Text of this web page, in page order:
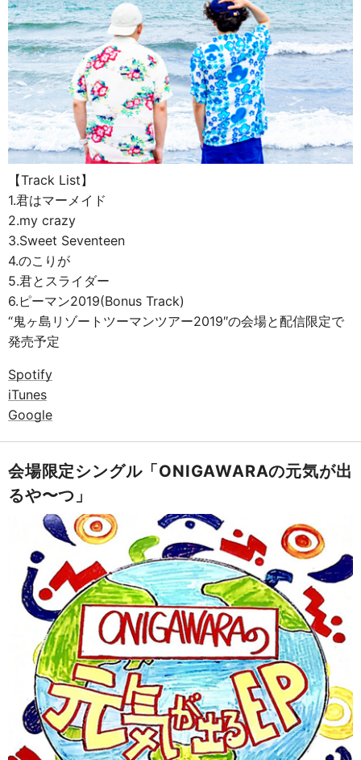
【Track List】
1.君はマーメイド
2.my crazy
3.Sweet Seventeen
4.のこりが
5.君とスライダー
6.ピーマン2019(Bonus Track)
“鬼ヶ島リゾートツーマンツアー2019″の会場と配信限定で
発売予定
Spotify
iTunes
Google
会場限定シングル「ONIGAWARAの元気が出
るや〜つ」